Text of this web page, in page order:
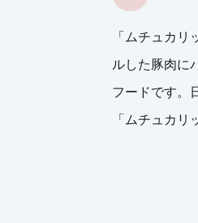
「ムチュカ
ルした豚肉に
フードです。
「ムチュカリ